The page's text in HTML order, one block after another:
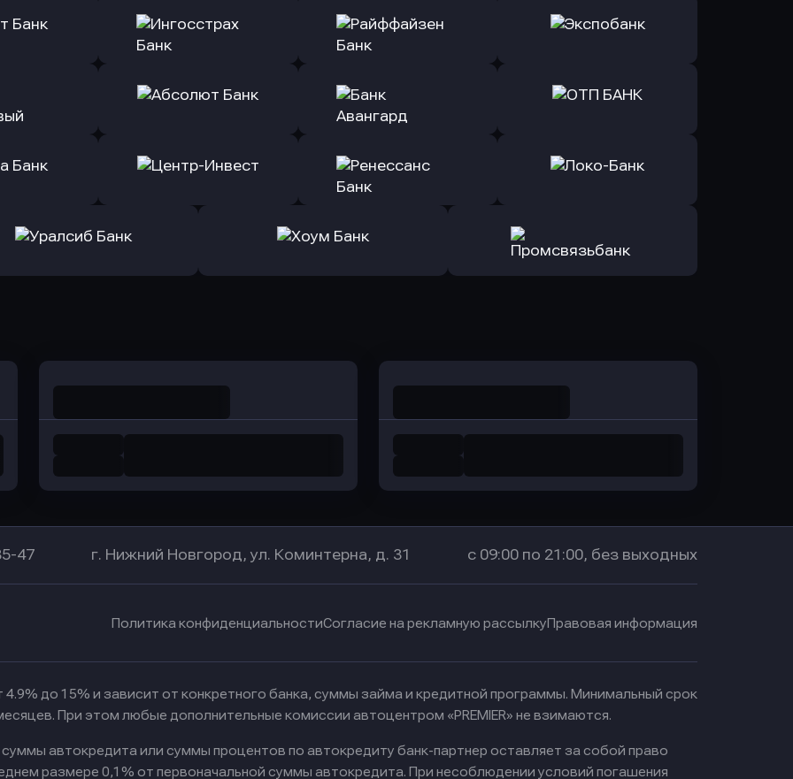
заявку
Оправить заявку
в Альфа-Банк
Оправить заявку
в АТБ Банк
Оправить заявку
заявку
Банк
Оправить заявку
Оправить заявку
в Райффайзен Банк
Оправить заявку
заявку
Оправить заявку
Оправить заявку
в Банк Авангард
Оправить заявку
заявку
Оправить заявку
в Локо-Банк
47 г. Нижний Новгород, ул. Коминтерна, д. 31 с 09:00 по 21:00, без выходных
Политика конфиденциальностиСогласие на рекламную рассылкуПравовая информация
4.9% до 15% и зависит от конкретного банка, суммы займа и кредитной программы. Минимальный срок
При этом любые дополнительные комиссии автоцентром «PREMIER» не взимаются.
автокредита или суммы процентов по автокредиту банк-партнер оставляет за собой право
размере 0,1% от первоначальной суммы автокредита. При несоблюдении условий погашения